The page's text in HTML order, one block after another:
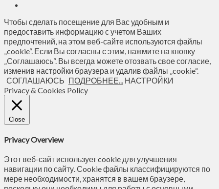
Чтобы сделать посещение для Вас удобным и
предоставить информацию с учетом Ваших
предпочтений, на этом веб-сайте используются файлы
„cookie“. Если Вы согласны с этим, нажмите на кнопку
„Соглашаюсь“. Вы всегда можете отозвать свое согласие,
изменив настройки браузера и удалив файлы „cookie“.
СОГЛАШАЮСЬ ПОДРОБНЕЕ...
НАСТРОЙКИ
Privacy & Cookies Policy
Close
Privacy Overview
Этот веб-сайт использует cookie для улучшения
навигации по сайту. Сookie файлы классифицируются по
мере необходимости, хранятся в вашем браузере,